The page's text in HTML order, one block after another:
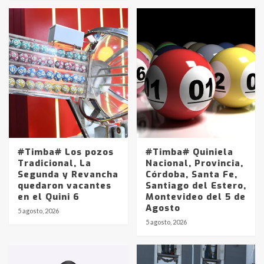
#Timba# Los pozos
Tradicional, La
Segunda y Revancha
quedaron vacantes
en el Quini 6
5 agosto, 2026
#Timba# Quiniela
Nacional, Provincia,
Córdoba, Santa Fe,
Santiago del Estero,
Montevideo del 5 de
Agosto
5 agosto, 2026
Identidad de los adolescentes
pampeanos que fueron
en la mañana del lunes